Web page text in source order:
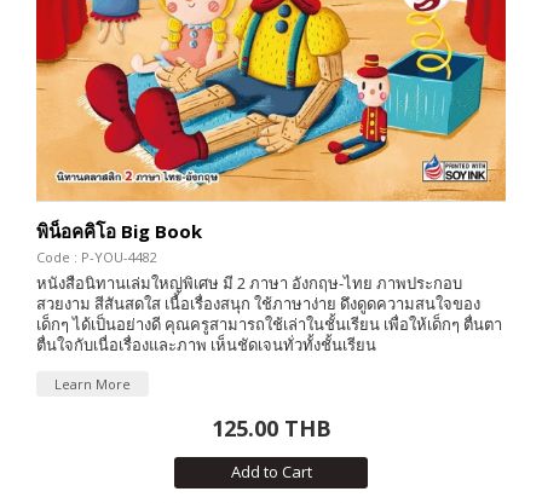
พิน็อคคิโอ Big Book
Code : P-YOU-4482
หนังสือนิทานเล่มใหญ่พิเศษ มี 2 ภาษา อังกฤษ-ไทย ภาพประกอบ
สวยงาม สีสันสดใส เนื้อเรื่องสนุก ใช้ภาษาง่าย ดึงดูดความสนใจของ
เด็กๆ ได้เป็นอย่างดี คุณครูสามารถใช้เล่าในชั้นเรียน เพื่อให้เด็กๆ ตื่นตา
ตื่นใจกับเนื่อเรื่องและภาพ เห็นชัดเจนทั่วทั้งชั้นเรียน
Learn More
125.00 THB
Add to Cart